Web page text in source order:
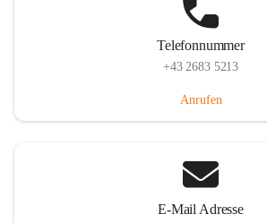
Telefonnummer
+43 2683 5213
Anrufen
E-Mail Adresse